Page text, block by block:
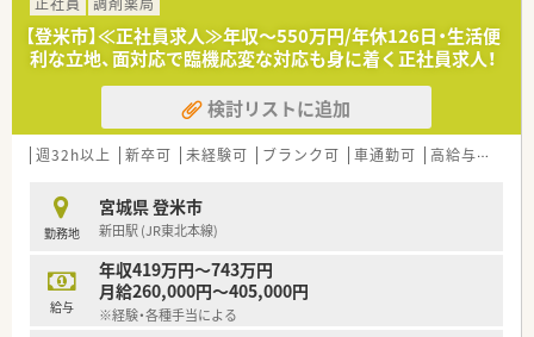
その一つが約20年前から導入され、進化を続けている調剤シス
テム「SPITS」。
処方箋受付から一連の調剤業務を連動させ、業務効率化を図るほ
か、
調剤過誤防止機能を高め、患者様と働くスタッフを守っていま
す。
システム改修が必要な制度変更があった場合も、迅速に対応でき
★刷新された新規採用者研修
中途入社ならではの悩みを解消し、さくら薬局グループのビジョ
ンや社内規定などをご案内。
同期入社の方との繋がりを踏まえ、『さくら薬局の薬剤師』とし
て、安心してキャリアをスタートいただくための研修です。
店舗OJT・フォローアップや通常の社内研修と絡めて中途入社専
【登米市】≪正社員求人≫年収～550万円/年休126日・生活便
利な立地、面対応で臨機応変な対応も身に着く正社員求人！
検討リストに追加
週32h以上 新卒可 未経験可 ブランク可 車通勤可 高給与(600万円以上)
勤務地
宮城県 登米市
新田駅 (JR東北本線)
給与
年収419万円～743万円
月給260,000円～405,000円
※経験・各種手当による